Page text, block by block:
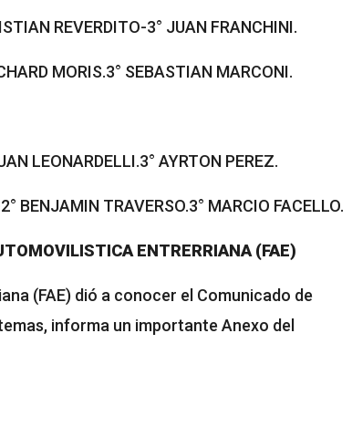
REVERDITO-3° JUAN FRANCHINI.
MORIS.3° SEBASTIAN MARCONI.
LEONARDELLI.3° AYRTON PEREZ.
BENJAMIN TRAVERSO.3° MARCIO FACELLO.
ENTRERRIANA (FAE)
(FAE) dió a conocer el Comunicado de
informa un importante Anexo del